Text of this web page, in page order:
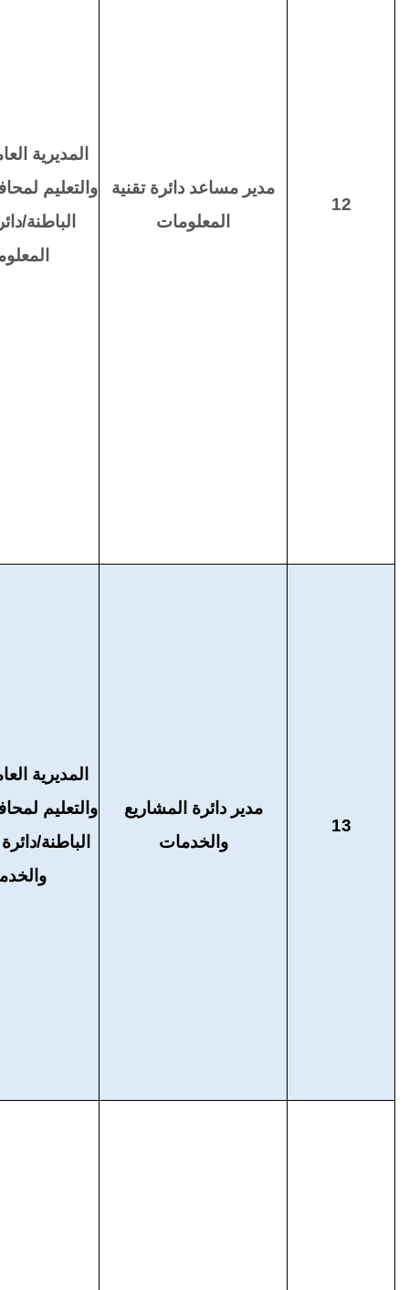
12
مدير مساعد دائرة تقنية
المعلومات
المديرية
والتعليم
الباطنة/
13
مدير دائرة المشاريع
والخدمات
المديرية
والتعليم
الباطنة/